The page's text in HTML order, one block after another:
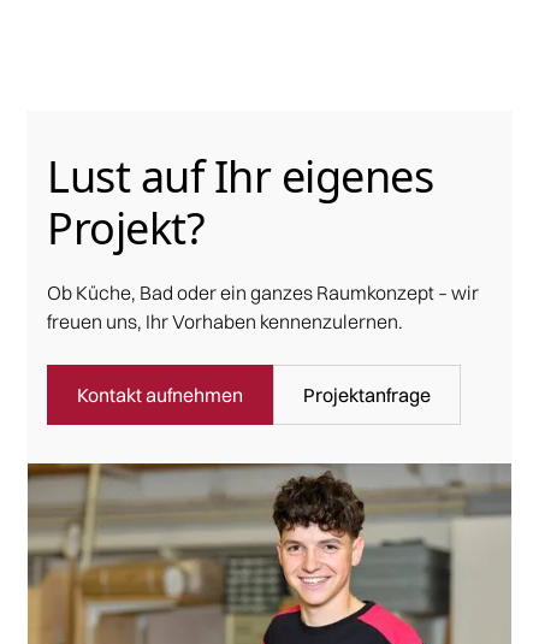
Lust auf Ihr eigenes
Projekt?
Ob Küche, Bad oder ein ganzes Raumkonzept – wir
freuen uns, Ihr Vorhaben kennenzulernen.
Kontakt aufnehmen Projektanfrage